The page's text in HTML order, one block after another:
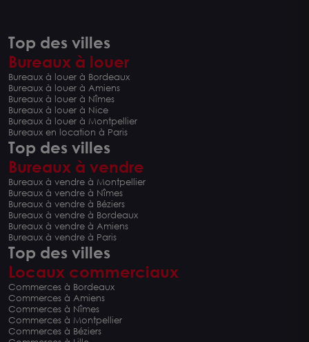
Top des villes
Bureaux à louer
Bureaux à louer à Bordeaux
Bureaux à louer à Amiens
Bureaux à louer à Nîmes
Bureaux à louer à Nice
Bureaux à louer à Montpellier
Bureaux en location à Paris
Top des villes
Bureaux à vendre
Bureaux à vendre à Montpellier
Bureaux à vendre à Nîmes
Bureaux à vendre à Béziers
Bureaux à vendre à Bordeaux
Bureaux à vendre à Amiens
Bureaux à vendre à Paris
Top des villes
Locaux commerciaux
Commerces à Bordeaux
Commerces à Amiens
Commerces à Nîmes
Commerces à Montpellier
Commerces à Béziers